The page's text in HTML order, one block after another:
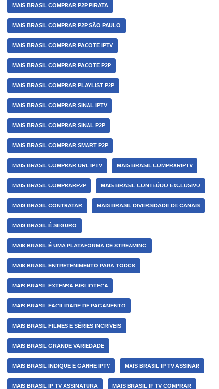
MAIS BRASIL COMPRAR P2P PIRATA
MAIS BRASIL COMPRAR P2P SÃO PAULO
MAIS BRASIL COMPRAR PACOTE IPTV
MAIS BRASIL COMPRAR PACOTE P2P
MAIS BRASIL COMPRAR PLAYLIST P2P
MAIS BRASIL COMPRAR SINAL IPTV
MAIS BRASIL COMPRAR SINAL P2P
MAIS BRASIL COMPRAR SMART P2P
MAIS BRASIL COMPRAR URL IPTV MAIS BRASIL COMPRARIPTV
MAIS BRASIL COMPRARP2P MAIS BRASIL CONTEÚDO EXCLUSIVO
MAIS BRASIL CONTRATAR MAIS BRASIL DIVERSIDADE DE CANAIS
MAIS BRASIL É SEGURO
MAIS BRASIL É UMA PLATAFORMA DE STREAMING
MAIS BRASIL ENTRETENIMENTO PARA TODOS
MAIS BRASIL EXTENSA BIBLIOTECA
MAIS BRASIL FACILIDADE DE PAGAMENTO
MAIS BRASIL FILMES E SÉRIES INCRÍVEIS
MAIS BRASIL GRANDE VARIEDADE
MAIS BRASIL INDIQUE E GANHE IPTV MAIS BRASIL IP TV ASSINAR
MAIS BRASIL IP TV ASSINATURA MAIS BRASIL IP TV COMPRAR